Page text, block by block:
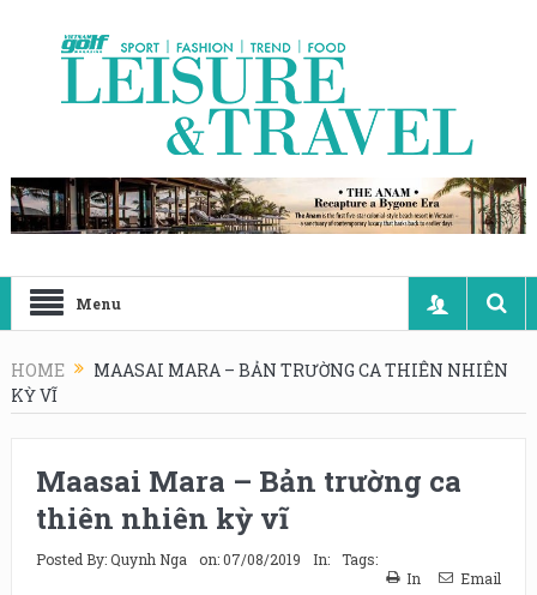
Menu
HOME
MAASAI MARA – BẢN TRƯỜNG CA THIÊN NHIÊN
KỲ VĨ
Maasai Mara – Bản trường ca
thiên nhiên kỳ vĩ
Posted By:Quynh Nga on:07/08/2019 In:
Tags:
In
Email